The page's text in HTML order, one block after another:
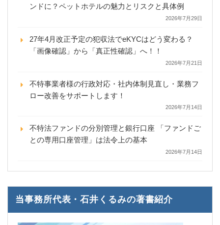
ンドに？ペットホテルの魅力とリスクと具体例
2026年7月29日
27年4月改正予定の犯収法でeKYCはどう変わる？
「画像確認」から「真正性確認」へ！！
2026年7月21日
不特事業者様の行政対応・社内体制見直し・業務フ
ロー改善をサポートします！
2026年7月14日
不特法ファンドの分別管理と銀行口座 「ファンドご
との専用口座管理」は法令上の基本
2026年7月14日
当事務所代表・石井くるみの著書紹介